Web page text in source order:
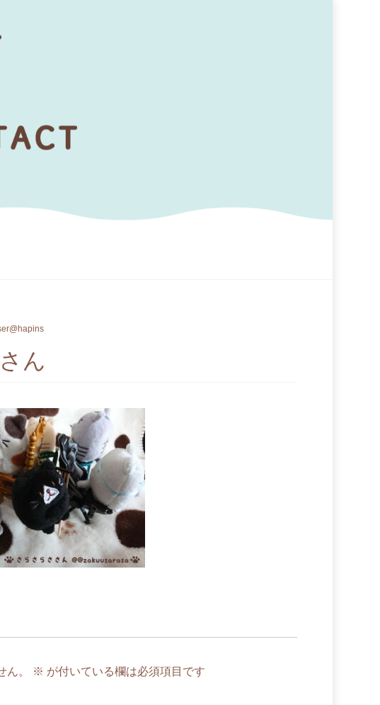
ん
。 ※ が付いている欄は必須項目です